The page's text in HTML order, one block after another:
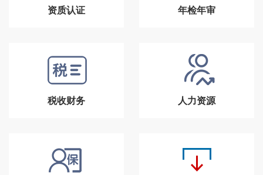
资质认证 年检年审
税收财务 人力资源